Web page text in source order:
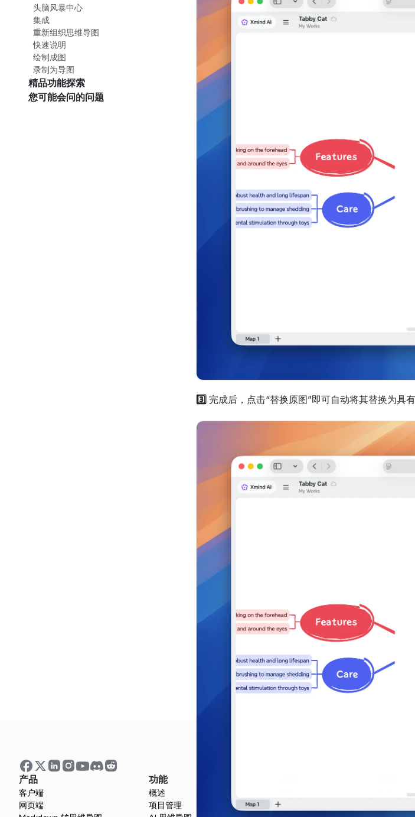
头脑风暴中心
集成
重新组织思维导图
快速说明
绘制成图
录制为导图
精品功能探索
您可能会问的问题
3️⃣ 完成后，点击“替换原图”即可自动将其替换为具
产品
客户端
网页端
功能
概述
项目管理
对比 Miro